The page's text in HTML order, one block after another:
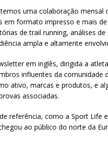
uma colaboração mensal
em formato impresso e mais
de trail running, análises
ampla e altamente
em inglês, dirigida a
influentes da comunidade
ativo, marcas e produtos, e
associadas.
referência, como a Sport Life
ao público do norte da